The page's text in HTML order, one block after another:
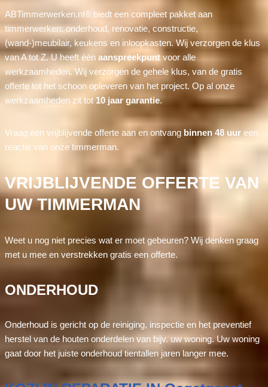
ABTimmerwerken.nl® biedt een compleet pakket aan
timmerwerken: onderhoud, renovatie, constructie,
(wand-)meubilair, keukens en inloopkasten. Wij verzorgen de klus
van A tot Z. U heeft één aanspreekpuntvoor alle
werkzaamheden. Wij verzorgen de gehele klus, van de gratis
offerte tot het schoon opleveren van het project. Op al onze
werkzaamheden zit tot 10 jaar garantie.
Vraag een vrijblijvende offerte aan en ontvang binnen 48 uureen
reactie van onze timmerman.
VRIJBLIJVENDE OFFERTE VAN
UW TIMMERMAN
Weet u nog niet precies wat er moet gebeuren? Wij denken graag
met u mee en verstrekken gratis een offerte.
ONDERHOUD
Onderhoud is gericht op de reiniging, inspectie en het preventief
herstel van de houten onderdelen van bijv. uw woning. Uw woning
gaat door het juiste onderhoud tientallen jaren langer mee.